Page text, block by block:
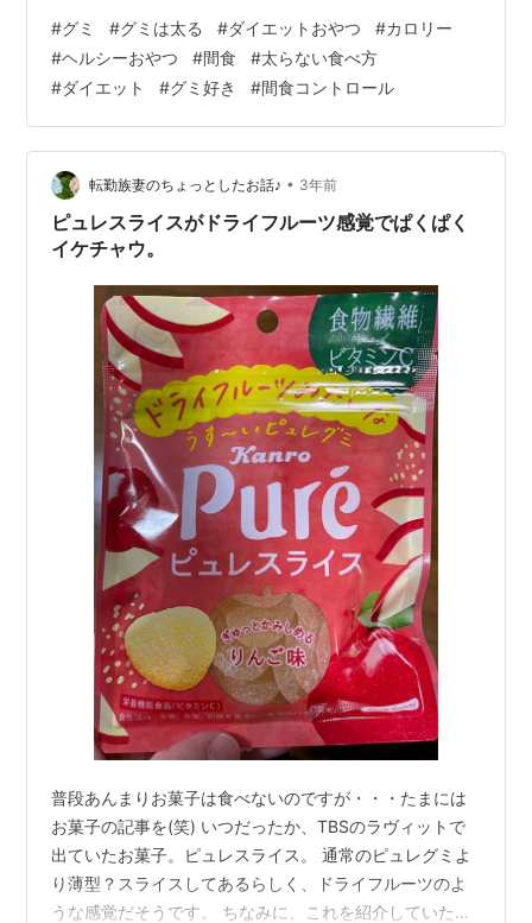
るお菓子なの？】 【グミのカロリーと糖質の特徴】 【グ
ミの種類一覧｜食感・形・味】 ■食感で分ける ■形で分
ける ■味で分ける 【ダイエット中にグミは食べてもい
い？】 【ダイエット中におすすめのグミ】 【太りにくい
グミの食べ方】 【まとめ】 【グミは本当に太るお菓子な
の？】 結論からいうと、グ…
#グミ #グミは太る #ダイエットおやつ #カロリー
#ヘルシーおやつ #間食 #太らない食べ方
#ダイエット #グミ好き #間食コントロール
転勤族妻のちょっとしたお話♪ • 3年前
ピュレスライスがドライフルーツ感覚でぱくぱく
イケチャウ。
普段あんまりお菓子は食べないのですが・・・たまには
お菓子の記事を(笑) いつだったか、TBSのラヴィットで
出ていたお菓子。ピュレスライス。 通常のピュレグミよ
り薄型？スライスしてあるらしく、ドライフルーツのよ
うな感覚だそうです。 ちなみに、これを紹介していたの